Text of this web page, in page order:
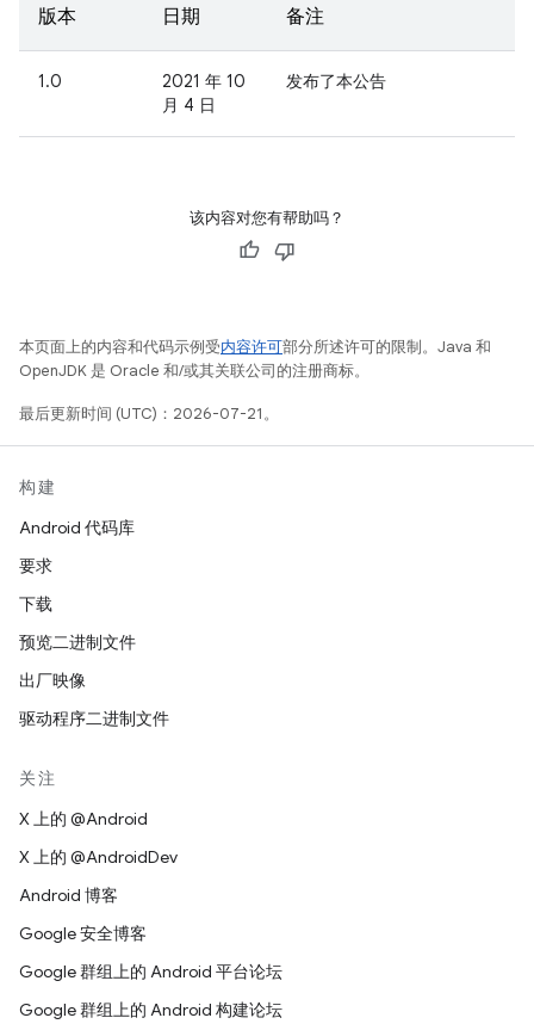
版本 日期 备注
1.0
2021 年 10
月 4 日
发布了本公告
该内容对您有帮助吗？
本页面上的内容和代码示例受内容许可部分所述许可的限制。Java 和
OpenJDK 是 Oracle 和/或其关联公司的注册商标。
最后更新时间 (UTC)：2026-07-21。
构建
Android 代码库
要求
下载
预览二进制文件
出厂映像
驱动程序二进制文件
关注
X 上的 @Android
X 上的 @AndroidDev
Android 博客
Google 安全博客
Google 群组上的 Android 平台论坛
Google 群组上的 Android 构建论坛